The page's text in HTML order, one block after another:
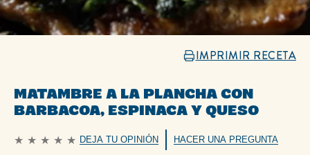
IMPRIMIR RECETA
MATAMBRE A LA PLANCHA CON
BARBACOA, ESPINACA Y QUESO
No
DEJA TU OPINIÓN HACER UNA PREGUNTA